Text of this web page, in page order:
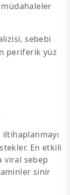
sebebi
periferik yüz
En etkili
viral sebep
sinir